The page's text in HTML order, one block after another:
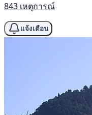
843 เหตุการณ์
แจ้งเตือน